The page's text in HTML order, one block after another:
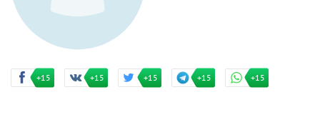
+15 +15 +15 +15 +15